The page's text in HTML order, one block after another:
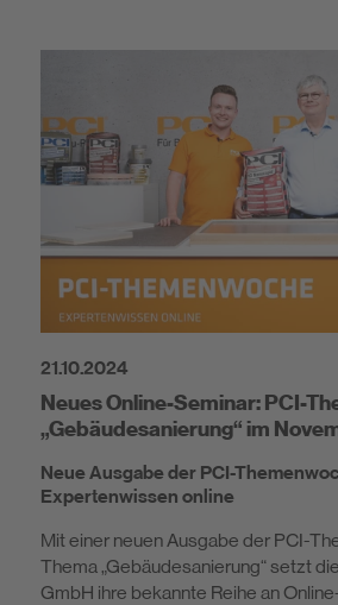
21.10.2024
Neues Online-Seminar: PCI-
„Gebäudesanierung“ im
Neue Ausgabe der PCI-
Expertenwissen online
Mit einer neuen Ausgabe der PCI-
Thema „Gebäudesanierung“ setzt
GmbH ihre bekannte Reihe an